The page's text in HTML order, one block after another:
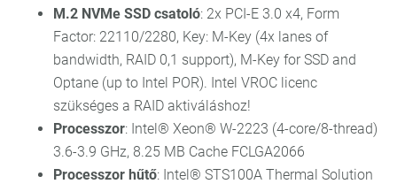
M.2 NVMe SSD csatoló: 2x PCI-E 3.0 x4, Form
Factor: 22110/2280, Key: M-Key (4x lanes of
bandwidth, RAID 0,1 support), M-Key for SSD and
Optane (up to Intel POR). Intel VROC licenc
szükséges a RAID aktiváláshoz!
Processzor: Intel® Xeon® W-2223 (4-core/8-thread)
3.6-3.9 GHz, 8.25 MB Cache FCLGA2066
Processzor hűtő: Intel® STS100A Thermal Solution